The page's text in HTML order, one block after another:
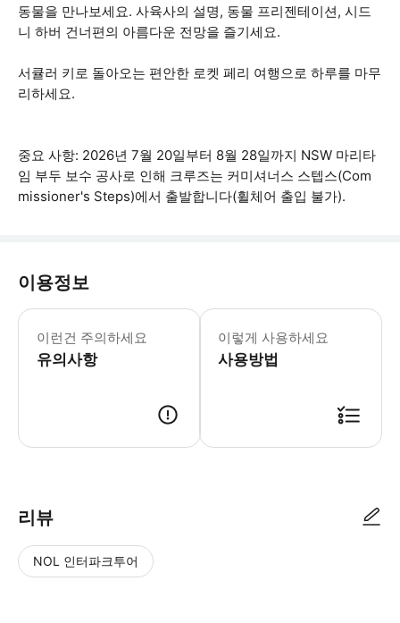
동물을 만나보세요. 사육사의 설명, 동물 프리젠테이션, 시드
니 하버 건너편의 아름다운 전망을 즐기세요.
서큘러 키로 돌아오는 편안한 로켓 페리 여행으로 하루를 마무
리하세요.
중요 사항: 2026년 7월 20일부터 8월 28일까지 NSW 마리타
임 부두 보수 공사로 인해 크루즈는 커미셔너스 스텝스(Com
missioner's Steps)에서 출발합니다(휠체어 출입 불가).
이용정보
이런건 주의하세요
유의사항
0~3세 영아는 추천하지 않습니다. 어
이렇게 사용하세요
사용방법
리뷰
NOL 인터파크투어